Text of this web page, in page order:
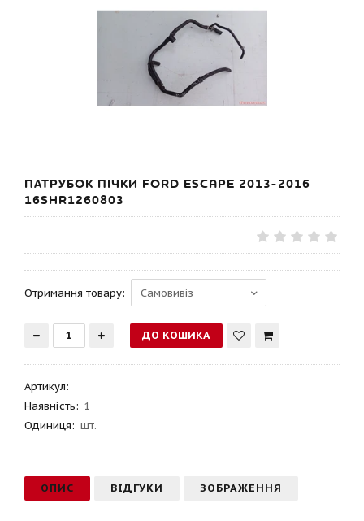
ПАТРУБОК ПІЧКИ FORD ESCAPE 2013-2016
16SHR1260803
Отримання товару:
Артикул:
Наявність: 1
Одиниця: шт.
ОПИС ВІДГУКИ ЗОБРАЖЕННЯ